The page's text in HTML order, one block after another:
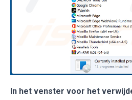
In het venster voor het